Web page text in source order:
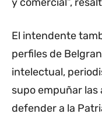
El intendente
perfiles de
intelectual,
supo empuñar
defender a la